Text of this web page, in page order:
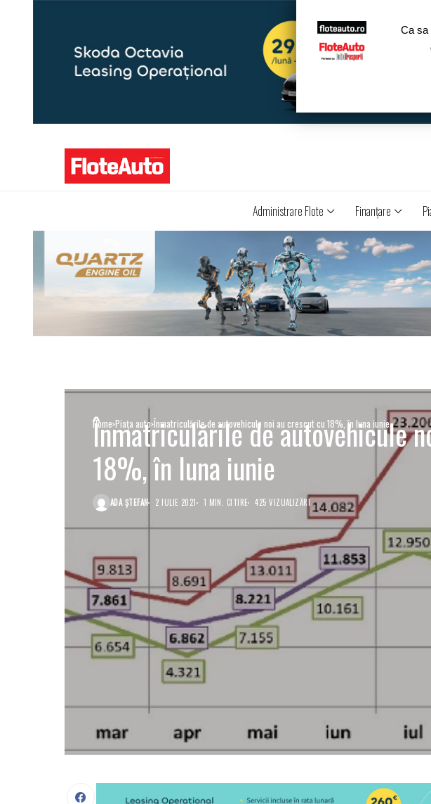
Administrare Flote Finanţare
Home Piaţa auto Înmatriculările de autovehicule noi au crescut cu 18%, în luna iunie
Înmatriculările de autovehicule
18%, în luna iunie
ADA ȘTEFAN 2 IULIE 2021 1 MIN. CITIRE 425 VIZUALIZĂRI
Ca sa